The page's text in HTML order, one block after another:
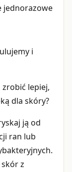
jednorazowe
i
zrobić lepiej,
dla skóry?
ją od
ran lub
z